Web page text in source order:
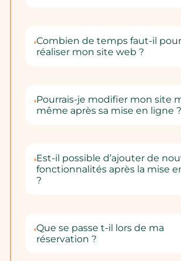
Combien de temps faut-il pour
réaliser mon site web ?
Pourrais-je modifier mon site
même après sa mise en ligne ?
Est-il possible d’ajouter de
fonctionnalités après la mise
?
Que se passe t-il lors de ma
réservation ?